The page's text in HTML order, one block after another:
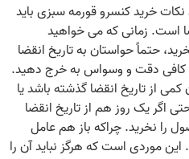
نکات خرید کنسرو قورمه سبزی باید
است. زمانی که می‌ خواهید
حتماً حواستان به تاریخ انقضا
کافی دقت و وسواس به خرج دهید‌.
از تاریخ انقضا گذشته باشد یا
اگر یک روز هم از تاریخ انقضا
را نخرید. چراکه باز هم عامل
موردی است که هرگز نباید آن را